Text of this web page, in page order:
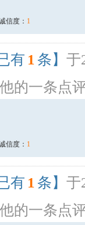
信度： 1
有 1 条】 于
的一条点
信度： 1
有 1 条】 于
的一条点